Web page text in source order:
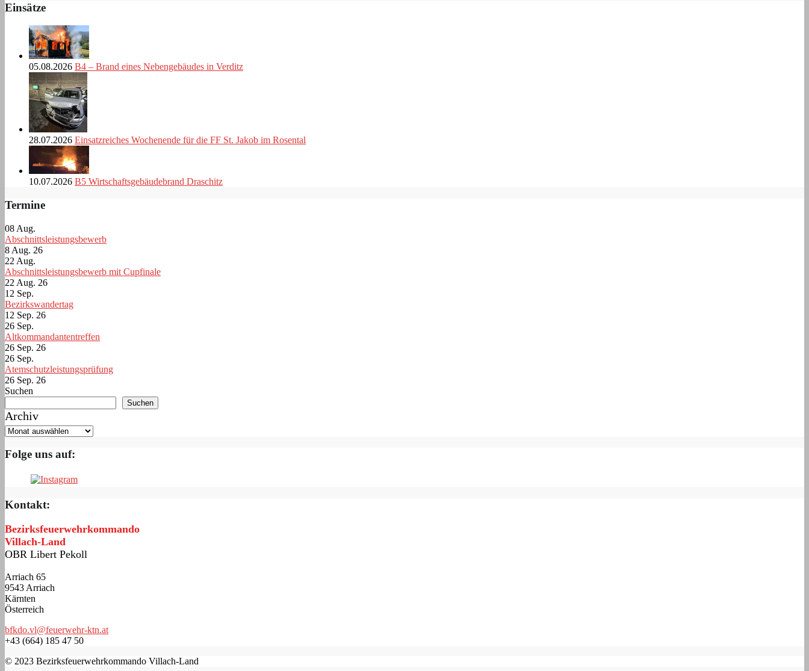
Einsätze
05.08.2026 B4 – Brand eines Nebengebäudes in Verditz
28.07.2026 Einsatzreiches Wochenende für die FF St. Jakob im Rosental
10.07.2026 B5 Wirtschaftsgebäudebrand Draschitz
Termine
08 Aug.
Abschnittsleistungsbewerb
8 Aug. 26
22 Aug.
Abschnittsleistungsbewerb mit Cupfinale
22 Aug. 26
12 Sep.
Bezirkswandertag
12 Sep. 26
26 Sep.
Altkommandantentreffen
26 Sep. 26
26 Sep.
Atemschutzleistungsprüfung
26 Sep. 26
Suchen
Suchen
Archiv
Folge uns auf:
Kontakt:
Bezirksfeuerwehrkommando
Villach-Land
OBR Libert Pekoll
Arriach 65
9543 Arriach
Kärnten
Österreich
bfkdo.vl@feuerwehr-ktn.at
+43 (664) 185 47 50
© 2023 Bezirksfeuerwehrkommando Villach-Land